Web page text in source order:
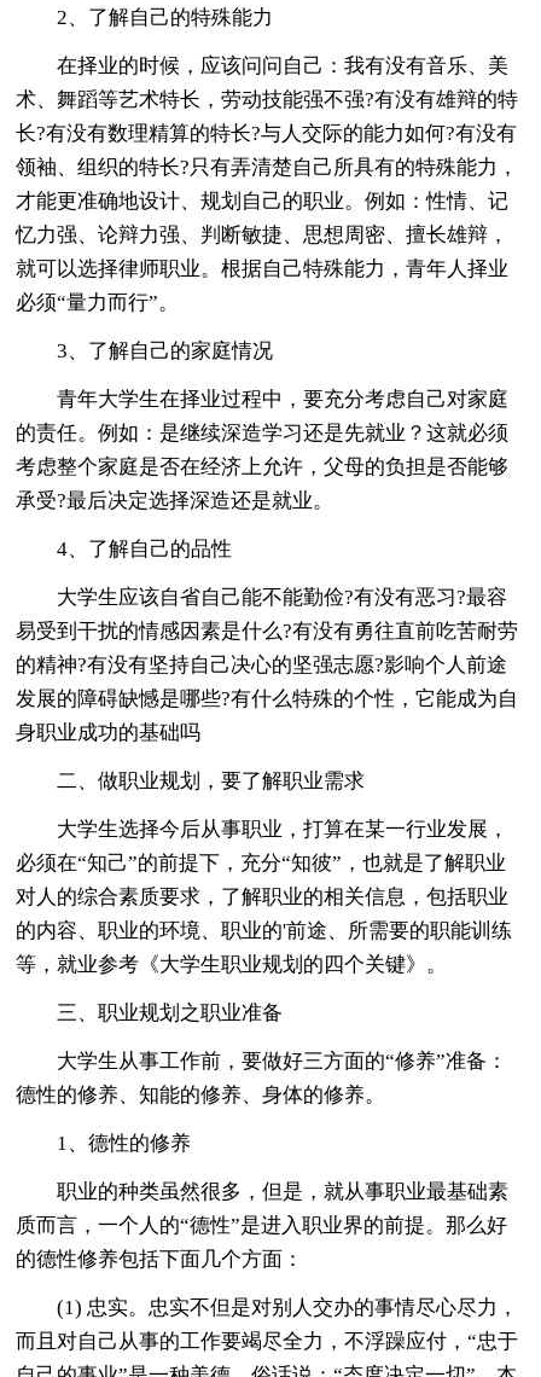
2、了解自己的特殊能力
在择业的时候，应该问问自己：我有没有音乐、美
术、舞蹈等艺术特长，劳动技能强不强?有没有雄辩的特
长?有没有数理精算的特长?与人交际的能力如何?有没有
领袖、组织的特长?只有弄清楚自己所具有的特殊能力，
才能更准确地设计、规划自己的职业。例如：性情、记
忆力强、论辩力强、判断敏捷、思想周密、擅长雄辩，
就可以选择律师职业。根据自己特殊能力，青年人择业
必须“量力而行”。
3、了解自己的家庭情况
青年大学生在择业过程中，要充分考虑自己对家庭
的责任。例如：是继续深造学习还是先就业？这就必须
考虑整个家庭是否在经济上允许，父母的负担是否能够
承受?最后决定选择深造还是就业。
4、了解自己的品性
大学生应该自省自己能不能勤俭?有没有恶习?最容
易受到干扰的情感因素是什么?有没有勇往直前吃苦耐劳
的精神?有没有坚持自己决心的坚强志愿?影响个人前途
发展的障碍缺憾是哪些?有什么特殊的个性，它能成为自
身职业成功的基础吗
二、做职业规划，要了解职业需求
大学生选择今后从事职业，打算在某一行业发展，
必须在“知己”的前提下，充分“知彼”，也就是了解职业
对人的综合素质要求，了解职业的相关信息，包括职业
的内容、职业的环境、职业的'前途、所需要的职能训练
等，就业参考《大学生职业规划的四个关键》。
三、职业规划之职业准备
大学生从事工作前，要做好三方面的“修养”准备：
德性的修养、知能的修养、身体的修养。
1、德性的修养
职业的种类虽然很多，但是，就从事职业最基础素
质而言，一个人的“德性”是进入职业界的前提。那么好
的德性修养包括下面几个方面：
(1) 忠实。忠实不但是对别人交办的事情尽心尽力，
而且对自己从事的工作要竭尽全力，不浮躁应付，“忠于